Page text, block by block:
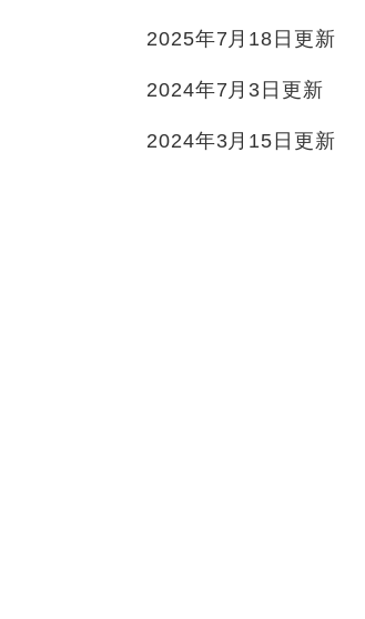
2025年7月18日更新
2024年7月3日更新
2024年3月15日更新